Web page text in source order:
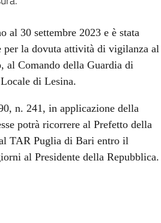
al 30 settembre 2023 e è stata
la dovuta attività di vigilanza al
al Comando della Guardia di
di Lesina.
n. 241, in applicazione della
potrà ricorrere al Prefetto della
TAR Puglia di Bari entro il
al Presidente della Repubblica.